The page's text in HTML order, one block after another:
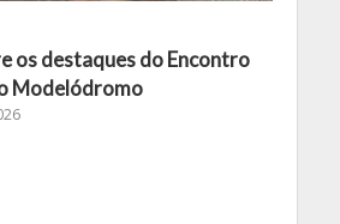
os destaques do Encontro
Modelódromo